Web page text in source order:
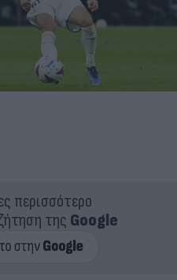
περισσότερο
της Google